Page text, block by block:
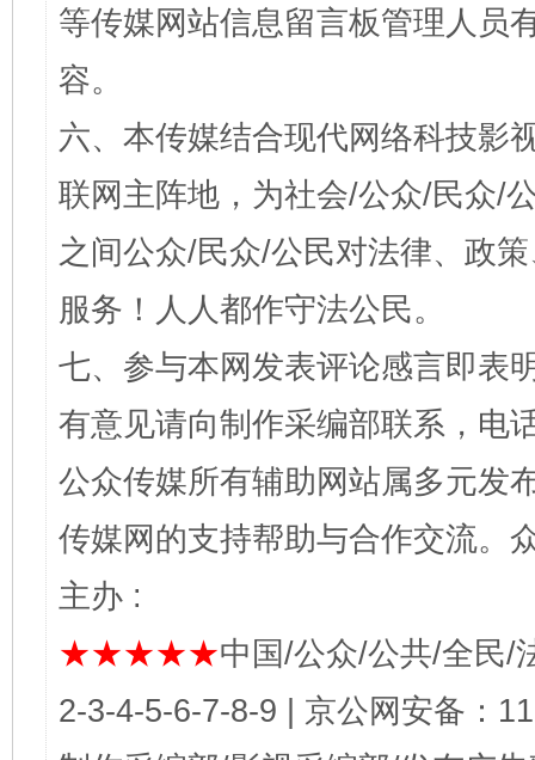
等传媒网站信息留言板管理人员
容。
六、本传媒结合现代网络科技影
联网主阵地，为社会/公众/民众/
之间公众/民众/公民对法律、政
服务！人人都作守法公民。
七、参与本网发表评论感言即表
有意见请向制作采编部联系，电
公众传媒所有辅助网站属多元发
传媒网的支持帮助与合作交流。
主办 :
★★★★★中国/公众/公共/全民/
2-3-4-5-6-7-8-9 | 京公网安备：